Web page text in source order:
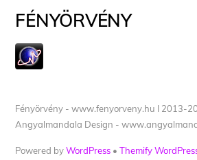
FÉNYÖRVÉNY
Fényörvény - www.fenyorveny.hu I 2013-
Angyalmandala Design -
Powered byWordPress •Themify